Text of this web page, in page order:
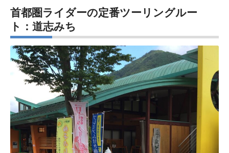
首都圏ライダーの定番ツーリングルー
ト：道志みち